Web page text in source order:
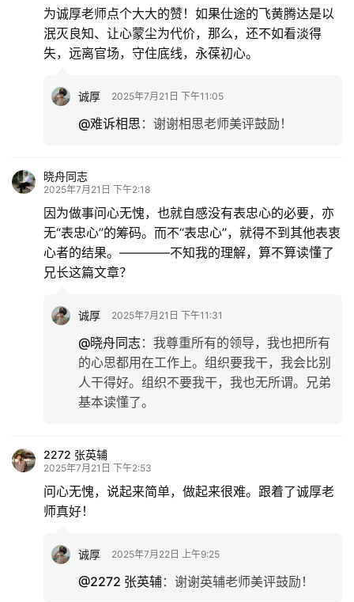
生
活
为诚厚老师点个大大的赞！如果仕途的飞黄腾达是以
泯灭良知、让心蒙尘为代价，那么，还不如看淡得
失，远离官场，守住底线，永葆初心。
诚厚 2025年7月21日 下午11:05
@难诉相思 ： 谢谢相思老师美评鼓励！
晓舟同志
2025年7月21日 下午2:18
因为做事问心无愧，也就自感没有表忠心的必要，亦
无“表忠心”的筹码。而不“表忠心”，就得不到其他表衷
心者的结果。————不知我的理解，算不算读懂了
兄长这篇文章？
诚厚 2025年7月21日 下午11:31
@晓舟同志： 我尊重所有的领导，我也把所有
的心思都用在工作上。组织要我干，我会比别
人干得好。组织不要我干，我也无所谓。兄弟
基本读懂了。
2272 张英辅
2025年7月21日 下午2:53
问心无愧，说起来简单，做起来很难。跟着了诚厚老
师真好！
诚厚 2025年7月22日 上午9:25
@2272 张英辅： 谢谢英辅老师美评鼓励！